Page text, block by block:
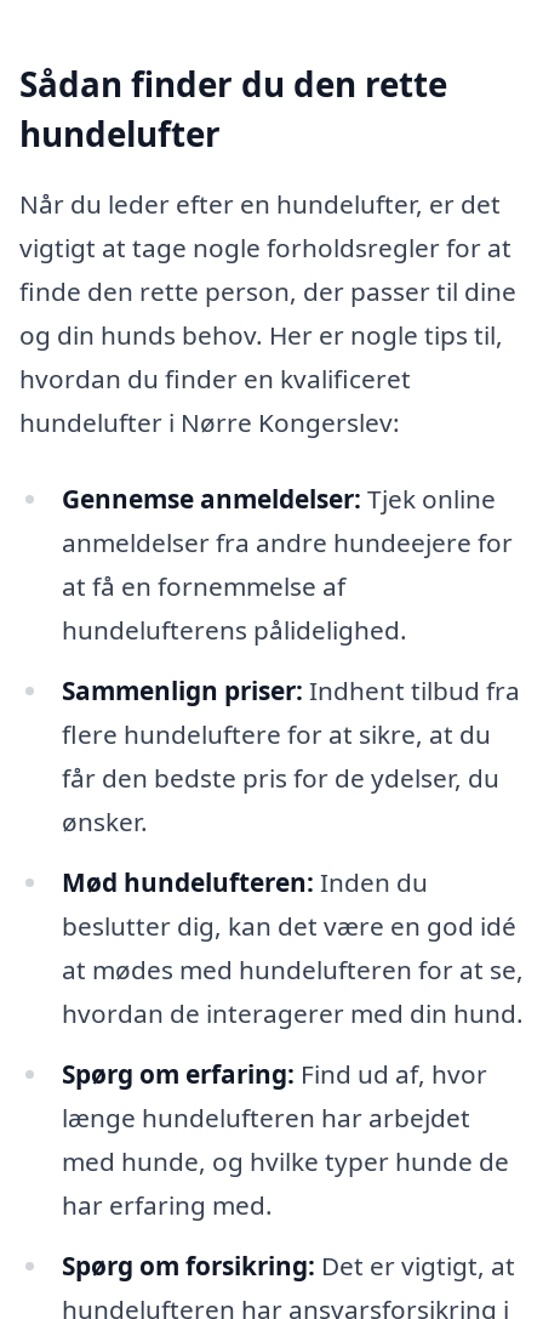
Sådan finder du den rette
hundelufter
Når du leder efter en hundelufter, er det
vigtigt at tage nogle forholdsregler for at
finde den rette person, der passer til dine
og din hunds behov. Her er nogle tips til,
hvordan du finder en kvalificeret
hundelufter i Nørre Kongerslev:
Gennemse anmeldelser: Tjek online
anmeldelser fra andre hundeejere for
at få en fornemmelse af
hundelufterens pålidelighed.
Sammenlign priser: Indhent tilbud fra
flere hundeluftere for at sikre, at du
får den bedste pris for de ydelser, du
ønsker.
Mød hundelufteren: Inden du
beslutter dig, kan det være en god idé
at mødes med hundelufteren for at se,
hvordan de interagerer med din hund.
Spørg om erfaring: Find ud af, hvor
længe hundelufteren har arbejdet
med hunde, og hvilke typer hunde de
har erfaring med.
Spørg om forsikring: Det er vigtigt, at
hundelufteren har ansvarsforsikring i